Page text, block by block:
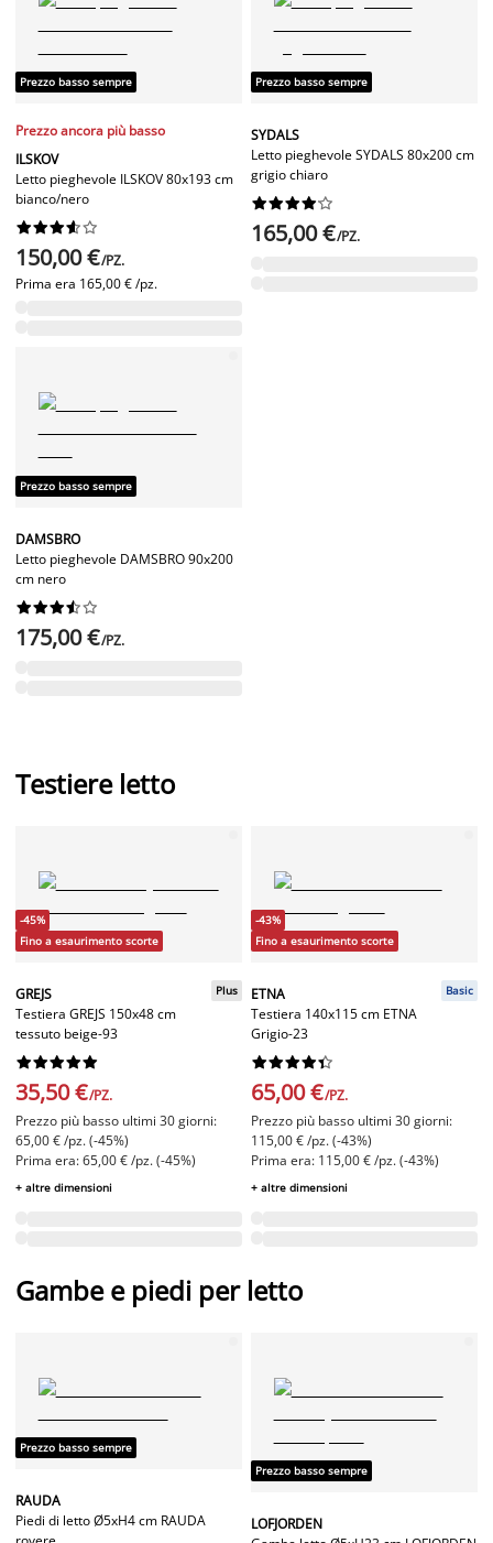
Prezzo basso sempre
Prezzo ancora più basso
ILSKOV
Letto pieghevole ILSKOV 80x193 cm
bianco/nero






150,00 €/PZ.
Prima era 165,00 € /pz.
Prezzo basso sempre
SYDALS
Letto pieghevole SYDALS 80x200 cm
grigio chiaro






165,00 €/PZ.
Prezzo basso sempre
DAMSBRO
Letto pieghevole DAMSBRO 90x200
cm nero






175,00 €/PZ.
Testiere letto
-45%
Fino a esaurimento scorte
GREJS
Testiera GREJS 150x48 cm
tessuto beige-93
Plus






35,50 €/PZ.
Prezzo più basso ultimi 30 giorni:
65,00 € /pz. (-45%)
Prima era: 65,00 € /pz. (-45%)
+ altre dimensioni
-43%
Fino a esaurimento scorte
ETNA
Testiera 140x115 cm ETNA
Grigio-23
Basic






65,00 €/PZ.
Prezzo più basso ultimi 30 giorni:
115,00 € /pz. (-43%)
Prima era: 115,00 € /pz. (-43%)
+ altre dimensioni
Gambe e piedi per letto
Prezzo basso sempre
RAUDA
Piedi di letto Ø5xH4 cm RAUDA
Prezzo basso sempre
LOFJORDEN